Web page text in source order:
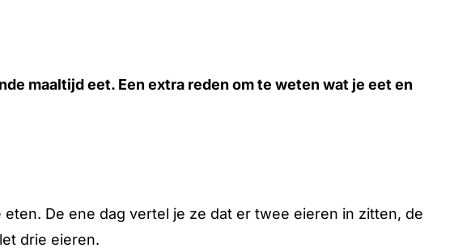
maaltijd eet. Een extra reden om te weten wat je eet en
De ene dag vertel je ze dat er twee eieren in zitten, de
drie eieren.